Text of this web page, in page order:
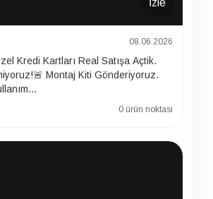
İzle
08.06.2026
Kredi Kartları Real Satışa Açtik.
Montaj Kiti Gönderiyoruz.
0 ürün noktası